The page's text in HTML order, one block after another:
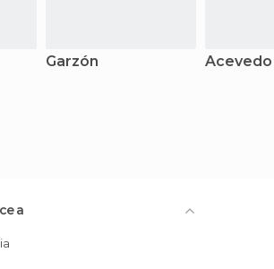
Garzón Acevedo
a